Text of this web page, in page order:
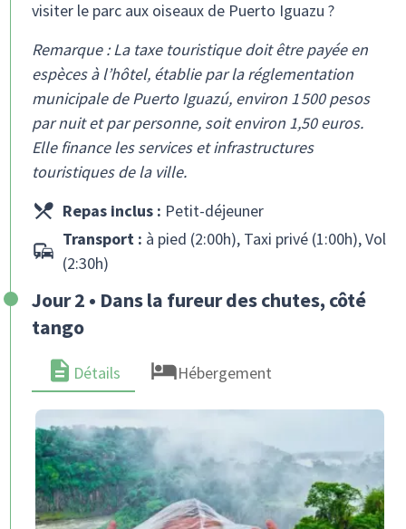
visiter le parc aux oiseaux de Puerto Iguazu ?
Remarque : La taxe touristique doit être payée en
espèces à l’hôtel, établie par la réglementation
municipale de Puerto Iguazú, environ 1 500 pesos
par nuit et par personne, soit environ 1,50 euros.
Elle finance les services et infrastructures
touristiques de la ville.
Repas inclus : Petit-déjeuner
Transport : à pied (2:00h), Taxi privé (1:00h), Vol
(2:30h)
Jour 2 • Dans la fureur des chutes, côté
tango
Détails Hébergement